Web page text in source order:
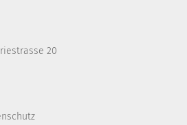
20